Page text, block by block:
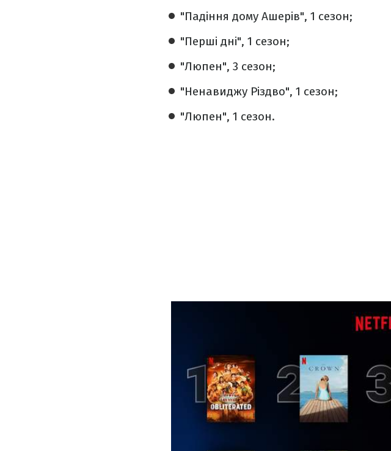
"Падіння дому Ашерів", 1 сезон;
"Перші дні", 1 сезон;
"Люпен", 3 сезон;
"Ненавиджу Різдво", 1 сезон;
"Люпен", 1 сезон.